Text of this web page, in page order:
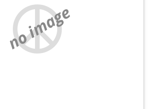
no image